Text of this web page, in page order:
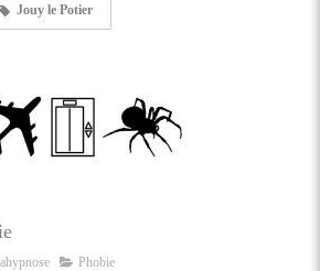
Jouy le Potier
Phobie